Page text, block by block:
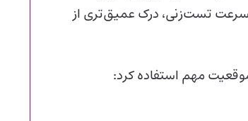
تست‌زنی، درک عمیق‌تری از
مهم استفاده کرد: